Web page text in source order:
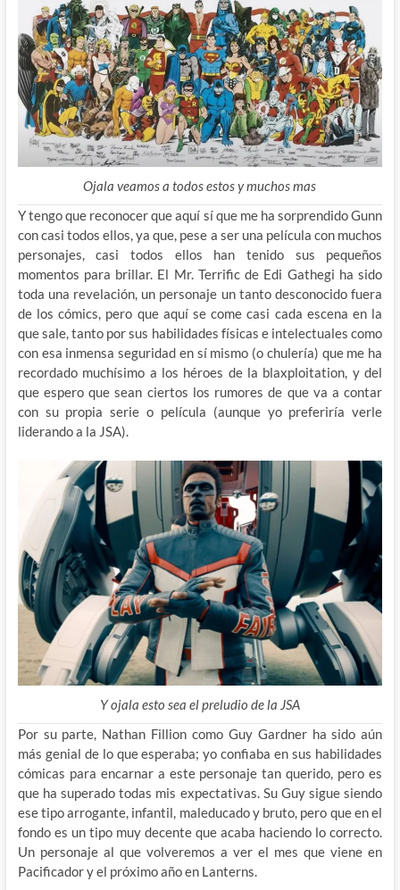
Ojala veamos a todos estos y muchos mas
Y tengo que reconocer que aquí sí que me ha sorprendido Gunn
con casi todos ellos, ya que, pese a ser una película con muchos
personajes, casi todos ellos han tenido sus pequeños
momentos para brillar. El Mr. Terrific de Edi Gathegi ha sido
toda una revelación, un personaje un tanto desconocido fuera
de los cómics, pero que aquí se come casi cada escena en la
que sale, tanto por sus habilidades físicas e intelectuales como
con esa inmensa seguridad en sí mismo (o chulería) que me ha
recordado muchísimo a los héroes de la blaxploitation, y del
que espero que sean ciertos los rumores de que va a contar
con su propia serie o película (aunque yo preferiría verle
liderando a la JSA).
Y ojala esto sea el preludio de la JSA
Por su parte, Nathan Fillion como Guy Gardner ha sido aún
más genial de lo que esperaba; yo confiaba en sus habilidades
cómicas para encarnar a este personaje tan querido, pero es
que ha superado todas mis expectativas. Su Guy sigue siendo
ese tipo arrogante, infantil, maleducado y bruto, pero que en el
fondo es un tipo muy decente que acaba haciendo lo correcto.
Un personaje al que volveremos a ver el mes que viene en
Pacificador y el próximo año en Lanterns.